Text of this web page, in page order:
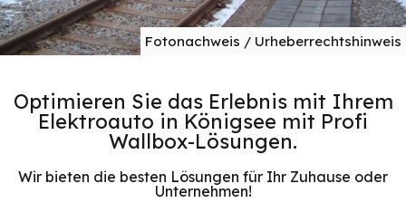
Fotonachweis / Urheberrechtshinweis
Optimieren Sie das Erlebnis mit Ihrem
Elektroauto in Königsee mit Profi
Wallbox-Lösungen.
Wir bieten die besten Lösungen für Ihr Zuhause oder
Unternehmen!